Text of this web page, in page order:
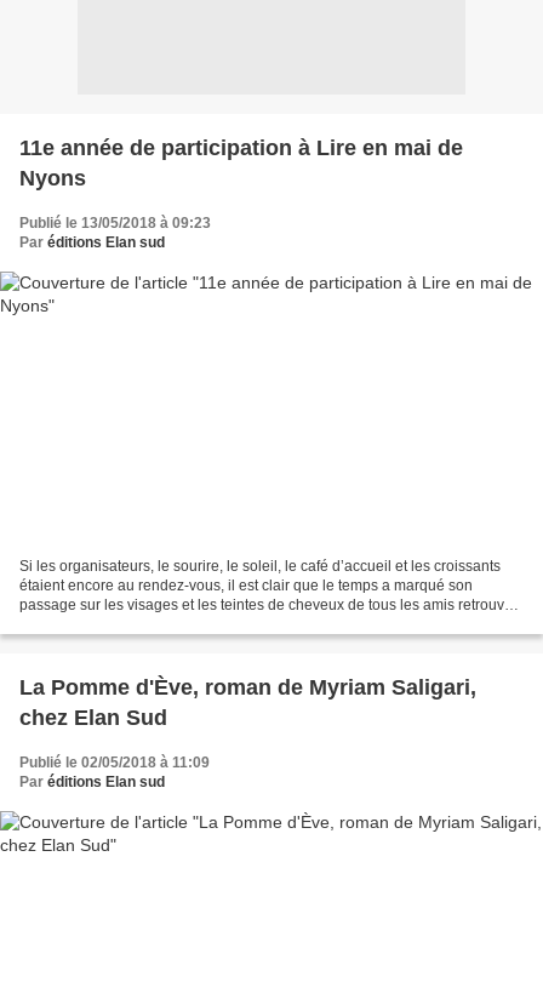
11e année de participation à Lire en mai de
Nyons
Publié le 13/05/2018 à 09:23
Par éditions Elan sud
Si les organisateurs, le sourire, le soleil, le café d’accueil et les croissants
étaient encore au rendez-vous, il est clair que le temps a marqué son
passage sur les visages et les teintes de cheveux de tous les amis retrouvés
La Pomme d'Ève, roman de Myriam Saligari,
chez Elan Sud
Publié le 02/05/2018 à 11:09
Par éditions Elan sud